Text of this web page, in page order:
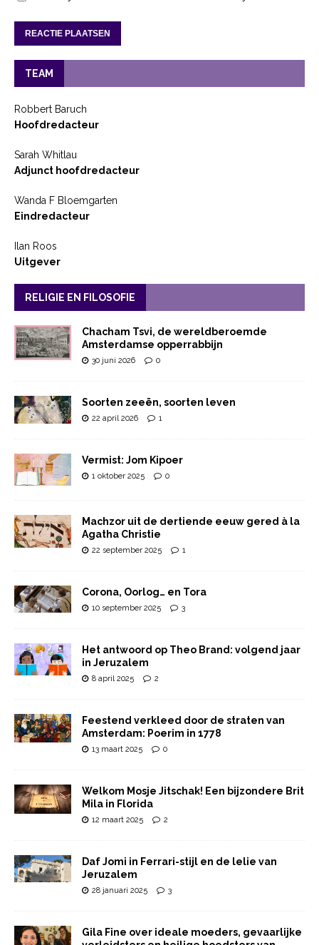
TEAM
Robbert Baruch
Hoofdredacteur
Sarah Whitlau
Adjunct hoofdredacteur
Wanda F Bloemgarten
Eindredacteur
Ilan Roos
Uitgever
RELIGIE EN FILOSOFIE
Chacham Tsvi, de wereldberoemde
Amsterdamse opperrabbijn
30 juni 2026 0
Soorten zeeën, soorten leven
22 april 2026 1
Vermist: Jom Kipoer
1 oktober 2025 0
Machzor uit de dertiende eeuw gered à la
Agatha Christie
22 september 2025 1
Corona, Oorlog… en Tora
10 september 2025 3
Het antwoord op Theo Brand: volgend jaar
in Jeruzalem
8 april 2025 2
Feestend verkleed door de straten van
Amsterdam: Poerim in 1778
13 maart 2025 0
Welkom Mosje Jitschak! Een bijzondere Brit
Mila in Florida
12 maart 2025 2
Daf Jomi in Ferrari-stijl en de lelie van
Jeruzalem
28 januari 2025 3
Gila Fine over ideale moeders, gevaarlijke